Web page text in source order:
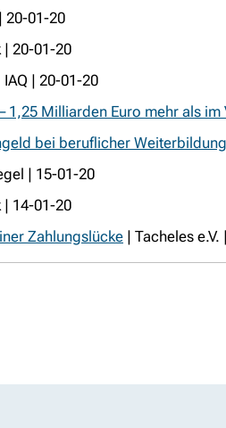
20-01-20
| 20-01-20
IAQ | 20-01-20
1,25 Milliarden Euro mehr als im
bei beruflicher
| 15-01-20
| 14-01-20
Zahlungslücke | Tacheles